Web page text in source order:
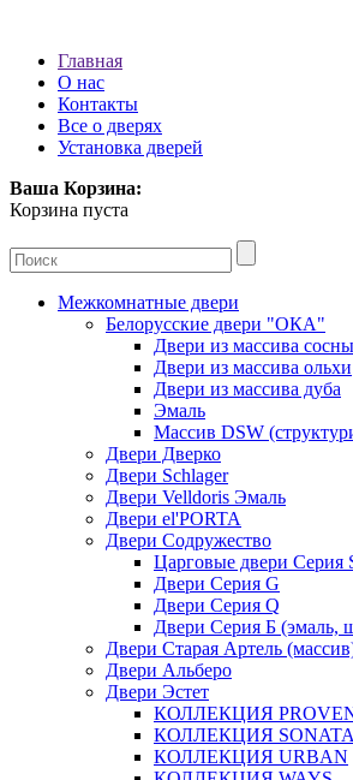
Главная
О нас
Контакты
Все о дверях
Установка дверей
Ваша Корзина:
Корзина пуста
Межкомнатные двери
Белорусские двери "ОКА"
Двери из массива сосны
Двери из массива ольхи
Двери из массива дуба
Эмаль
Массив DSW
Двери Дверко
Двери Schlager
Двери Velldoris Эмаль
Двери el'PORTA
Двери Содружество
Царговые двери Cерия
Двери Серия G
Двери Серия Q
Двери Серия Б (эмаль,
Двери Старая Артель
Двери Альберо
Двери Эстет
КОЛЛЕКЦИЯ
КОЛЛЕКЦИЯ SONATA
КОЛЛЕКЦИЯ URBAN